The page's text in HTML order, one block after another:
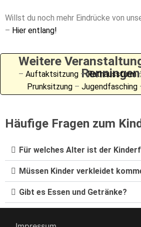
Willst du noch mehr Eindrücke von
– Hier entlang!
Weitere
– Auftaktsitzung–Rathaussturm
Prunksitzung – Jugendfasching
Häufige Fragen zum
Für welches Alter ist der
Müssen Kinder verkleidet
Gibt es Essen und Getränke?